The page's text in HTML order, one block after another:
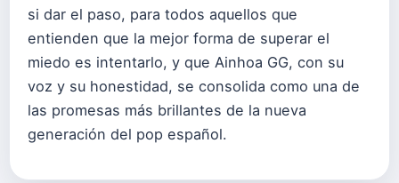
si dar el paso, para todos aquellos que
entienden que la mejor forma de superar el
miedo es intentarlo, y que Ainhoa GG, con su
voz y su honestidad, se consolida como una de
las promesas más brillantes de la nueva
generación del pop español.